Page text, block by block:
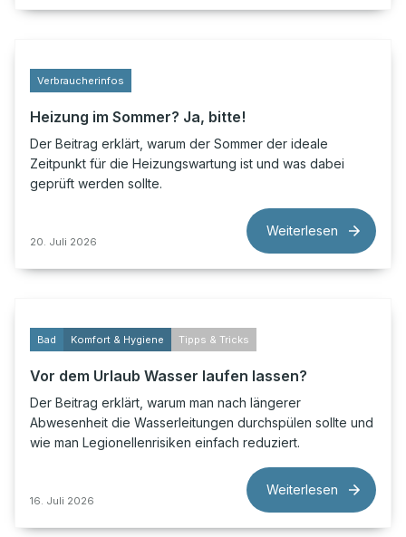
Verbraucherinfos
Heizung im Sommer? Ja, bitte!
Der Beitrag erklärt, warum der Sommer der ideale
Zeitpunkt für die Heizungswartung ist und was dabei
geprüft werden sollte.
20. Juli 2026
Weiterlesen
Bad Komfort & Hygiene Tipps & Tricks
Vor dem Urlaub Wasser laufen lassen?
Der Beitrag erklärt, warum man nach längerer
Abwesenheit die Wasserleitungen durchspülen sollte und
wie man Legionellenrisiken einfach reduziert.
16. Juli 2026
Weiterlesen